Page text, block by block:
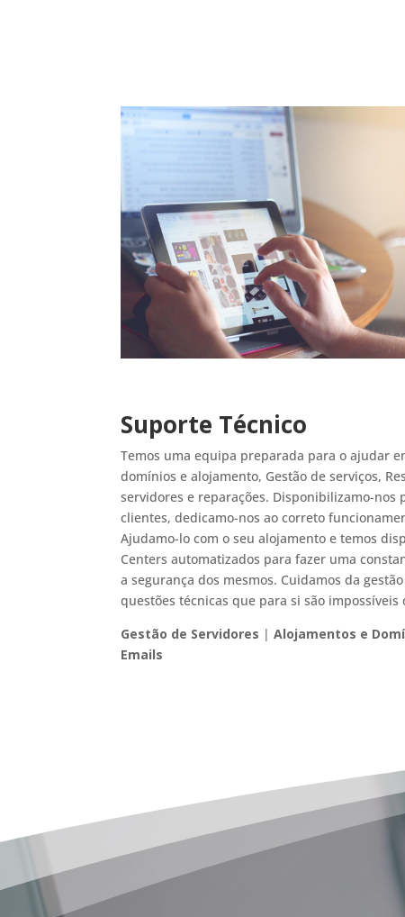
Suporte Técnico
Temos uma equipa preparada para o ajudar
domínios e alojamento, Gestão de serviços,
servidores e reparações. Disponibilizamo-nos
clientes, dedicamo-nos ao correto
Ajudamo-lo com o seu alojamento e temos
Centers automatizados para fazer uma
a segurança dos mesmos. Cuidamos da
questões técnicas que para si são impossíveis
Gestão de Servidores |Alojamentos e
Emails